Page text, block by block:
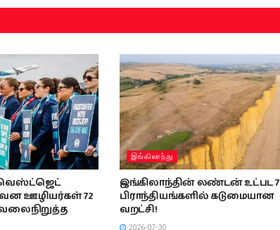
ஊழியர்கள் 72
இங்கிலாந்து
இங்கிலாந்தின் லண்டன் உட்பட 7
பிராந்தியங்களில் கடுமையான
வறட்சி!
2026-07-30